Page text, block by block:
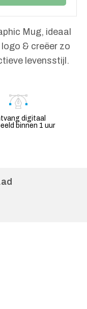
Mug, ideaal
& creëer zo
levensstijl.
digitaal
binnen 1 uur